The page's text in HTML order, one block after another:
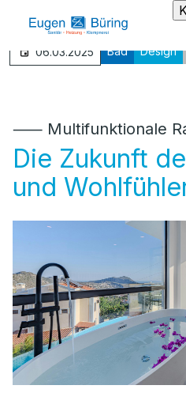
06.03.2025 Bad Design
⸺ Multifunktionale
Die Zukunft
und